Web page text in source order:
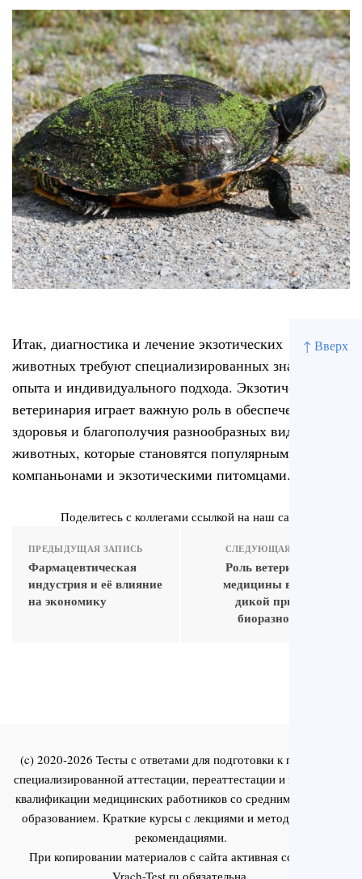
↑ Вверх
Итак, диагностика и лечение экзотических
животных требуют специализированных знаний,
опыта и индивидуального подхода. Экзотическая
ветеринария играет важную роль в обеспечении
здоровья и благополучия разнообразных видов
животных, которые становятся популярными
компаньонами и экзотическими питомцами.
Поделитесь с коллегами ссылкой на наш сайт
ПРЕДЫДУЩАЯ ЗАПИСЬ
Фармацевтическая
индустрия и её влияние
на экономику
СЛЕДУЮЩАЯ ЗАПИСЬ
Роль ветеринарной
медицины в охране
дикой природы и
биоразнообразия
(c) 2020-2026 Тесты с ответами для подготовки к первичной
специализированной аттестации, переаттестации и повышения
квалификации медицинских работников со средним и высшим
образованием. Краткие курсы с лекциями и методическими
рекомендациями.
При копировании материалов с сайта активная ссылка на
Vrach-Test.ru обязательна.